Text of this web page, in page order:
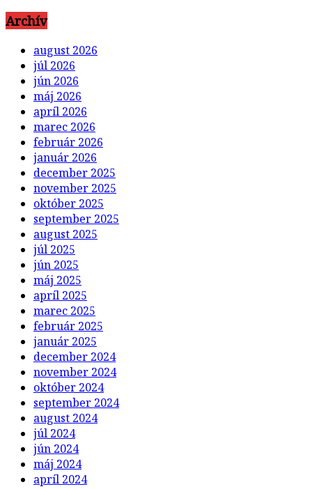
Archív
august 2026
júl 2026
jún 2026
máj 2026
apríl 2026
marec 2026
február 2026
január 2026
december 2025
november 2025
október 2025
september 2025
august 2025
júl 2025
jún 2025
máj 2025
apríl 2025
marec 2025
február 2025
január 2025
december 2024
november 2024
október 2024
september 2024
august 2024
júl 2024
jún 2024
máj 2024
apríl 2024